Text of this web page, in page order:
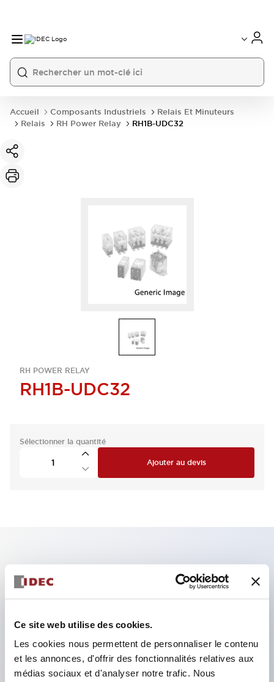
Ce site web utilise des cookies.
Les cookies nous permettent de personnaliser le contenu
et les annonces, d'offrir des fonctionnalités relatives aux
médias sociaux et d'analyser notre trafic. Nous
Accueil Composants Industriels
Relais Et Minuteurs
Relais
RH Power Relay RH1B-UDC32
RH POWER RELAY
RH1B-UDC32
Sélectionner la quantité
Ajouter au devis
Format compact miniature pour économiser de
l'espace
Contacts AgCdO SPDT, DPDT, 3PDT ou 4PDT
Haute capacité de commutation (10A)
Choix de bornes enfichables ou de type PCB